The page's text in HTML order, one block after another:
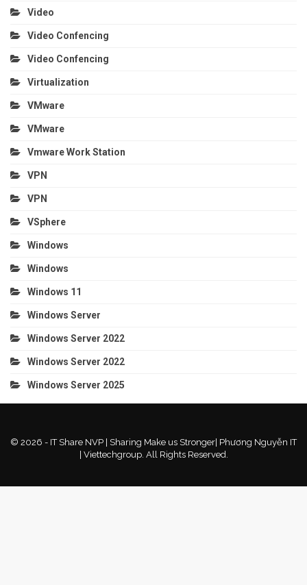
Video
Video Confencing
Video Confencing
Virtualization
VMware
VMware
Vmware Work Station
VPN
VPN
VSphere
Windows
Windows
Windows 11
Windows Server
Windows Server 2022
Windows Server 2022
Windows Server 2025
© 2026 - IT Share NVP | Sharing Make us Stronger| Phương Nguyễn IT
| Viettechgroup. All Rights Reserved.